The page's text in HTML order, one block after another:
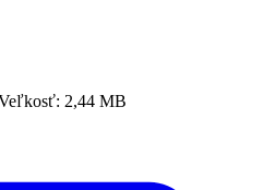
2,44 MB